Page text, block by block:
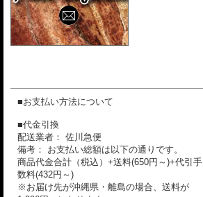
■お支払い方法について
■代金引換
配送業者： 佐川急便
備考： お支払い総額は以下の通りです。
商品代金合計（税込）+送料(650円～)+代引手
数料(432円～)
※お届け先が沖縄県・離島の場合、送料が